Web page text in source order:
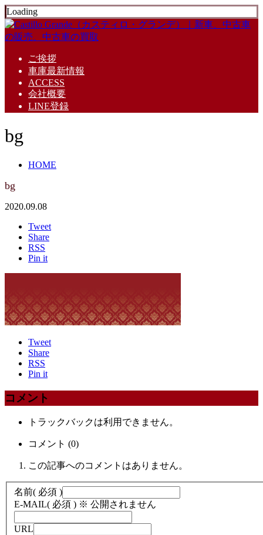
Loading
ご挨拶
車庫最新情報
ACCESS
会社概要
LINE登録
bg
HOME
bg
2020.09.08
Tweet
Share
RSS
Pin it
Tweet
Share
RSS
Pin it
コメント
トラックバックは利用できません。
コメント (0)
この記事へのコメントはありません。
名前( 必須 )
E-MAIL( 必須 ) ※ 公開されません
URL